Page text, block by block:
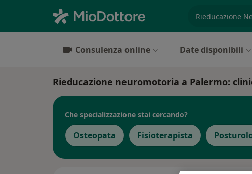
Consulenza online Date disponibili
Rieducazione neuromotoria a Palermo:
Che specializzazione stai cercando?
Osteopata Fisioterapista